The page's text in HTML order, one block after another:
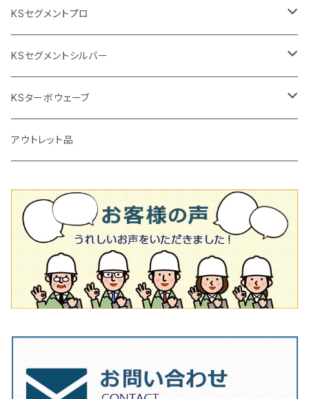
タイルニッパー
プロ用鏝（こて）
吸着盤
その他
タイル針
撹拌軸
押し切り替え刃（手動切断機替え刃
タイル針
その他
電動切断機
タイルパッチ（ビブラート
105mm（4インチ）
125ｍｍ（5インチ）
KSセグメントプロ
105mm（4インチ）
通常品
ビス穴付き
125mm（5インチ）
通常品
オフセットタイプ（ハットタイプ
150ｍｍ（6インチ）
205ｍｍ（8インチ）
230mm（9インチ）
KSセグメントシルバー
105mm（4インチ）
125mm（5インチ）
180mm（7インチ）
205mm（8インチ）
230mm（9インチ）
KSターボウェーブ
105mm（4インチ）
150ｍｍ（6インチ）
180ｍｍ（7インチ）
205mm（8インチ）
アウトレット品